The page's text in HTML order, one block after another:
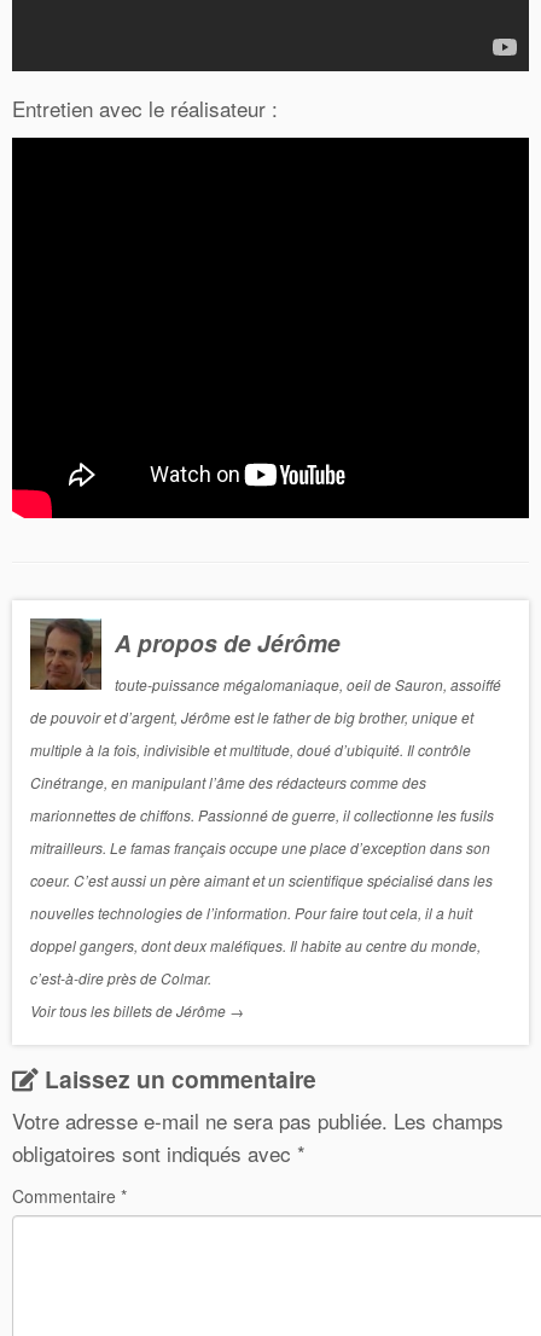
Entretien avec le réalisateur :
A propos de Jérôme
toute-puissance mégalomaniaque, oeil de Sauron, assoiffé
de pouvoir et d’argent, Jérôme est le father de big brother, unique et
multiple à la fois, indivisible et multitude, doué d’ubiquité. Il contrôle
Cinétrange, en manipulant l’âme des rédacteurs comme des
marionnettes de chiffons. Passionné de guerre, il collectionne les fusils
mitrailleurs. Le famas français occupe une place d’exception dans son
coeur. C’est aussi un père aimant et un scientifique spécialisé dans les
nouvelles technologies de l’information. Pour faire tout cela, il a huit
doppel gangers, dont deux maléfiques. Il habite au centre du monde,
c’est-à-dire près de Colmar.
Voir tous les billets de Jérôme →
Laissez un commentaire
Votre adresse e-mail ne sera pas publiée. Les champs
obligatoires sont indiqués avec *
Commentaire *